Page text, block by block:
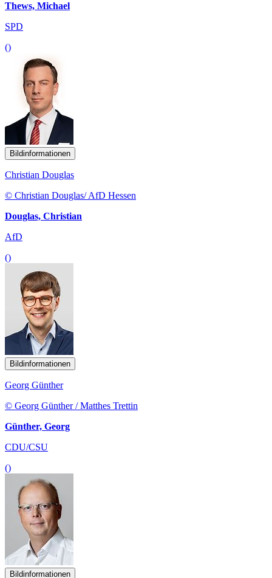
Thews, Michael
SPD
()
Bildinformationen
Christian Douglas
© Christian Douglas/ AfD Hessen
Douglas, Christian
AfD
()
Bildinformationen
Georg Günther
© Georg Günther / Matthes Trettin
Günther, Georg
CDU/CSU
()
Bildinformationen